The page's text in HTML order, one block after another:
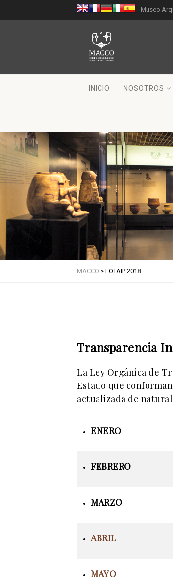
Museo
INICIO NOSOTROS
MACCO > LOTAIP 2018
Transparencia
La Ley Orgánica de
Estado que
actualizada de
ENERO
FEBRERO
MARZO
ABRIL
MAYO